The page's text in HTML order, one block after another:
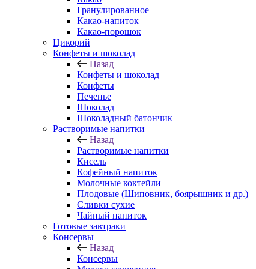
Гранулированное
Какао-напиток
Какао-порошок
Цикорий
Конфеты и шоколад
Назад
Конфеты и шоколад
Конфеты
Печенье
Шоколад
Шоколадный батончик
Растворимые напитки
Назад
Растворимые напитки
Кисель
Кофейный напиток
Молочные коктейли
Плодовые (Шиповник, боярышник и др.)
Сливки сухие
Чайный напиток
Готовые завтраки
Консервы
Назад
Консервы